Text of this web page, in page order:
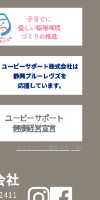
ユービーサポート
健康経営宣言
※ふじのくに健康宣言(PDF)